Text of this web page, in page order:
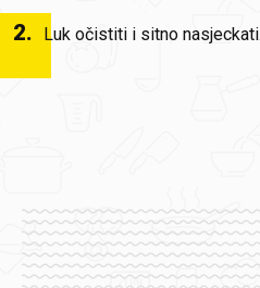
2. Luk očistiti i sitno nasjeckati.